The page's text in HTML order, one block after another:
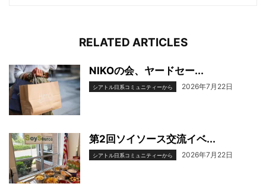
RELATED ARTICLES
NIKOの会、ヤードセー...
シアトル日系コミュニティーから 2026年7月22日
第2回ソイソース交流イベ...
シアトル日系コミュニティーから 2026年7月22日